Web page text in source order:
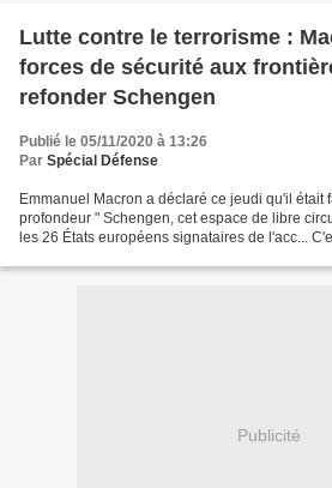
Lutte contre le terrorisme :
forces de sécurité aux
refonder Schengen
Publié le 05/11/2020 à 13:26
Par Spécial Défense
Emmanuel Macron a déclaré ce jeudi qu'il était
profondeur " Schengen, cet espace de libre
les 26 États européens signataires de l'acc...
Publicité